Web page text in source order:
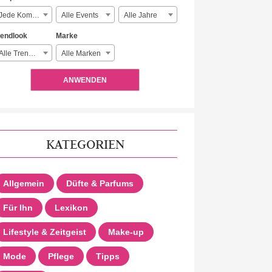
Jede Komplexität Alle Events Alle Jahre
Alle Trendlooks
Marke
Alle Marken
ANWENDEN
KATEGORIEN
Allgemein Düfte & Parfums
Für Ihn Lexikon
Lifestyle & Zeitgeist Make-up
Mode Pflege Tipps